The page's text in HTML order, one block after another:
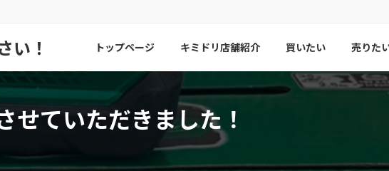
い！ トップページ キミドリ店舗紹介 買いたい 売りた
せていただきました！